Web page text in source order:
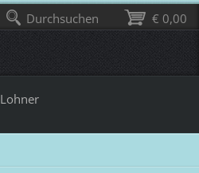
Lohner
€ 0,00
Durchsuchen